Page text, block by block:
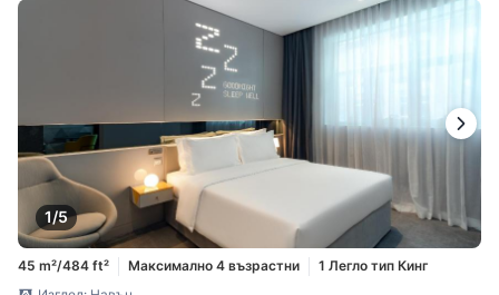
1/5
45 m²/484 ft² Максимално 4 възрастни
1 Легло тип Кинг